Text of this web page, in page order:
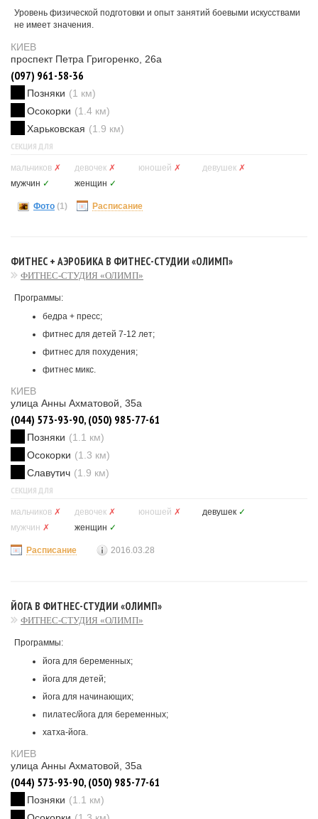
Уровень физической подготовки и опыт занятий боевыми искусствами
не имеет значения.
КИЕВ
проспект Петра Григоренко, 26а
(097) 961-58-36
Позняки (1 км)
Осокорки (1.4 км)
Харьковская (1.9 км)
СЕКЦИЯ ДЛЯ
мальчиков ✗ девочек ✗ юношей ✗ девушек ✗
мужчин ✓ женщин ✓
Фото (1) Расписание
ФИТНЕС + АЭРОБИКА В ФИТНЕС-СТУДИИ «ОЛИМП»
ФИТНЕС-СТУДИЯ «ОЛИМП»
Программы:
бедра + пресс;
фитнес для детей 7-12 лет;
фитнес для похудения;
фитнес микс.
КИЕВ
улица Анны Ахматовой, 35а
(044) 573-93-90, (050) 985-77-61
Позняки (1.1 км)
Осокорки (1.3 км)
Славутич (1.9 км)
СЕКЦИЯ ДЛЯ
мальчиков ✗ девочек ✗ юношей ✗ девушек ✓
мужчин ✗ женщин ✓
Расписание 2016.03.28
ЙОГА В ФИТНЕС-СТУДИИ «ОЛИМП»
ФИТНЕС-СТУДИЯ «ОЛИМП»
Программы:
йога для беременных;
йога для детей;
йога для начинающих;
пилатес/йога для беременных;
хатха-йога.
КИЕВ
улица Анны Ахматовой, 35а
(044) 573-93-90, (050) 985-77-61
Позняки (1.1 км)